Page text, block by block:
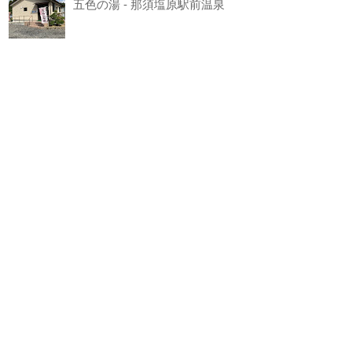
五色の湯 - 那須塩原駅前温泉